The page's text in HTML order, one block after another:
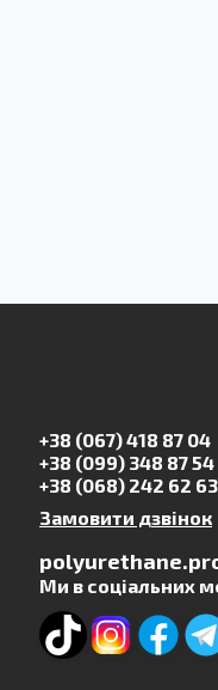
+38 (067) 418 87 04
+38 (099) 348 87 54
+38 (068) 242 62 63
Замовити дзвінок
Ми в соціальних